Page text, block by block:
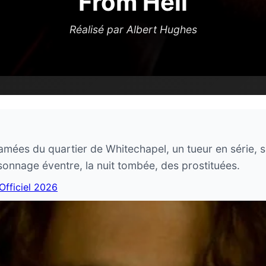
Réalisé par Albert Hughes
du quartier de Whitechapel, un tueur en série,
éventre, la nuit tombée, des prostituées.
2026